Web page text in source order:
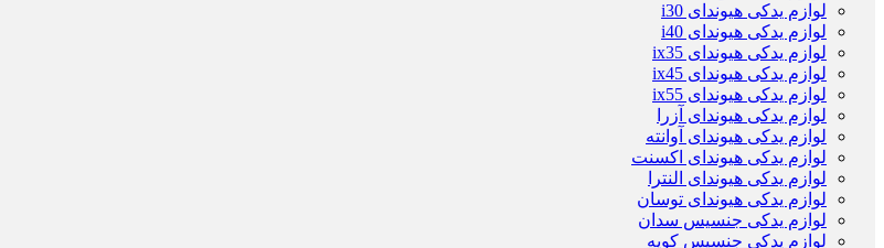
لوازم یدکی هیوندای i30
لوازم یدکی هیوندای i40
لوازم یدکی هیوندای ix35
لوازم یدکی هیوندای ix45
لوازم یدکی هیوندای ix55
لوازم یدکی هیوندای آزرا
لوازم یدکی هیوندای آوانته
لوازم یدکی هیوندای اکسنت
لوازم یدکی هیوندای النترا
لوازم یدکی هیوندای توسان
لوازم یدکی جنسیس سدان
لوازم یدکی جنسیس کوپه